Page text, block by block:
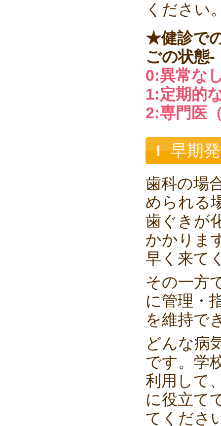
ください
★健診で
ごの状態-
0:異常な
1:定期的
2:専門医
早期
歯科の場
められる
歯ぐきが
かかりま
早く来て
その一方
に管理・
を維持で
どんな病
です。学
利用して
に役立て
てくださ